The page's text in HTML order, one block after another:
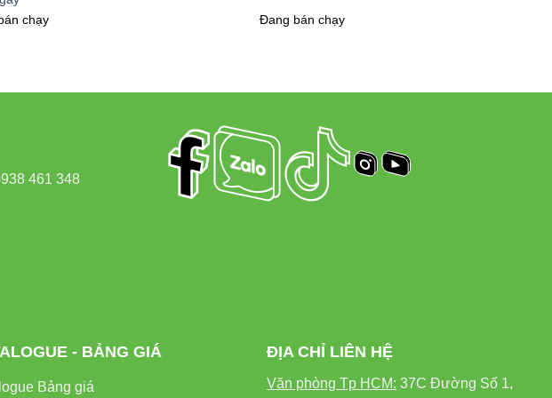
tử, góp phần bảo vệ môi trường.
mang lại ánh sáng đồng đều, giảm thiểu hiện tượng chói lóa và
đổi màu giúp điều chỉnh không khí làm việc linh hoạt theo từng
chạy
Đang bán chạy
461 348
- BẢNG GIÁ
Bảng giá
ĐỊA CHỈ LIÊN HỆ
Văn phòng Tp HCM: 37C Đường Số 1,